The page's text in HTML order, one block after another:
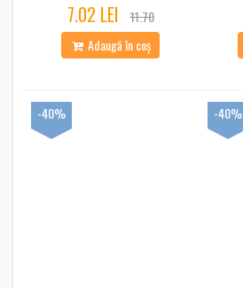
7.02 LEI 11.70
Adaugă în coș
-40% -40%